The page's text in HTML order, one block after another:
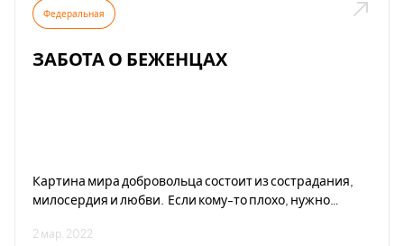
Федеральная
ЗАБОТА О БЕЖЕНЦАХ
Картина мира добровольца состоит из сострадания,
милосердия и любви. Если кому-то плохо, нужно
нужно накормить. Все просто.
2 мар. 2022